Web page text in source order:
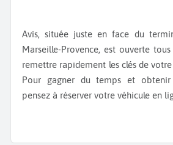
Avis, située juste en face du
Marseille-Provence, est ouverte
remettre rapidement les clés de
Pour gagner du temps et
pensez à réserver votre véhicule en